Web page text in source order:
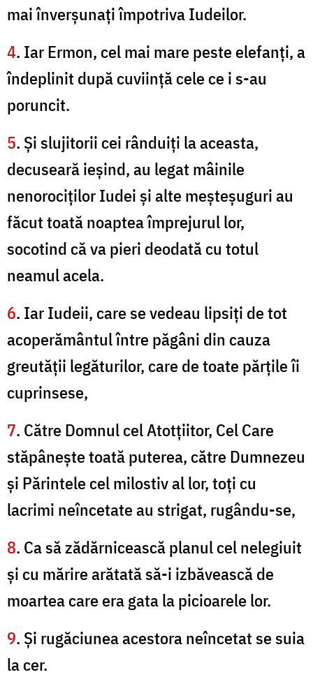
mai înverşunaţi împotriva Iudeilor.
4. Iar Ermon, cel mai mare peste elefanţi, a
îndeplinit după cuviinţă cele ce i s-au
poruncit.
5. Şi slujitorii cei rânduiţi la aceasta,
decuseară ieşind, au legat mâinile
nenorociţilor Iudei şi alte meşteşuguri au
făcut toată noaptea împrejurul lor,
socotind că va pieri deodată cu totul
neamul acela.
6. Iar Iudeii, care se vedeau lipsiţi de tot
acoperământul între păgâni din cauza
greutăţii legăturilor, care de toate părţile îi
cuprinsese,
7. Către Domnul cel Atotţiitor, Cel Care
stăpâneşte toată puterea, către Dumnezeu
şi Părintele cel milostiv al lor, toţi cu
lacrimi neîncetate au strigat, rugându-se,
8. Ca să zădărnicească planul cel nelegiuit
şi cu mărire arătată să-i izbăvească de
moartea care era gata la picioarele lor.
9. Şi rugăciunea acestora neîncetat se suia
la cer.